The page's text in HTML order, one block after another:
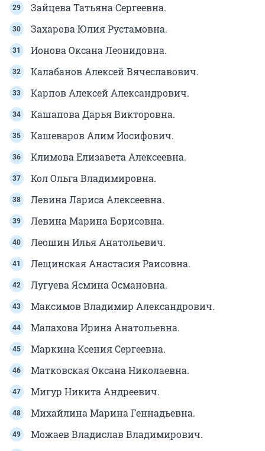
Зайцева Татьяна Сергеевна.
Захарова Юлия Рустамовна.
Ионова Оксана Леонидовна.
Калабанов Алексей Вячеславович.
Карпов Алексей Александрович.
Кашапова Дарья Викторовна.
Кашеваров Алим Иосифович.
Климова Елизавета Алексеевна.
Кол Ольга Владимировна.
Левина Лариса Алексеевна.
Левина Марина Борисовна.
Леошин Илья Анатольевич.
Лещинская Анастасия Раисовна.
Лугуева Ясмина Османовна.
Максимов Владимир Александрович.
Малахова Ирина Анатольевна.
Маркина Ксения Сергеевна.
Матковская Оксана Николаевна.
Мигур Никита Андреевич.
Михайлина Марина Геннадьевна.
Можаев Владислав Владимирович.